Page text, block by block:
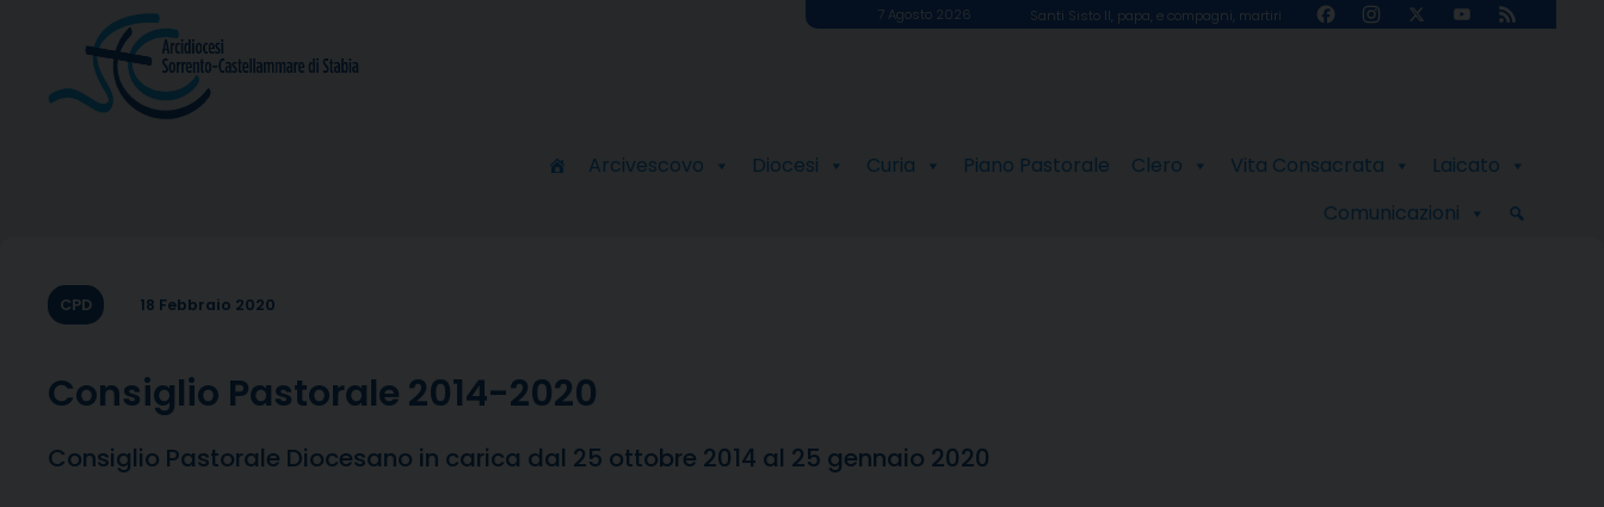
7 Agosto 2026 Santi Sisto II, papa, e compagni, martiri FacebookInstagram
X
YouTube
Feed
Arcivescovo Diocesi Curia Piano Pastorale Clero Vita Consacrata
Laicato
Comunicazioni
CPD 18 Febbraio 2020
Consiglio Pastorale 2014-2020
Consiglio Pastorale Diocesano in carica dal 25 ottobre 2014 al 25 gennaio 2020